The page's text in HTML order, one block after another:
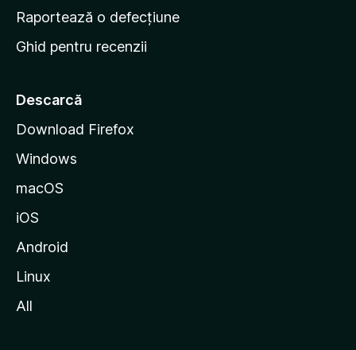
e
t
r
M
o
l
l
Raportează o defecțiune
Ghid pentru recenzii
Descarcă
Download Firefox
Windows
macOS
iOS
Android
Linux
All